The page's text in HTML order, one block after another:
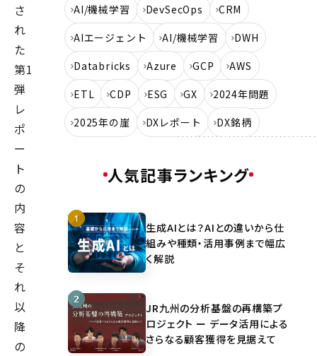
さ
れ
た
第1
弾
レ
ポ
ー
ト
の
内
容
と
そ
れ
以
降
の
AI/機械学習
DevSecOps
CRM
AIエージェント
AI/機械学習
DWH
Databricks
Azure GCP
AWS
ETL
CDP ESG GX
2024年問題
2025年の崖
DXレポート DX銘柄
人気記事ランキング
生成AIとは？AIとの違いから仕
組みや種類・活用事例まで幅広
く解説
JR九州の分析基盤の再構築プ
ロジェクト ー データ活用による
さらなる顧客獲得を見据えて